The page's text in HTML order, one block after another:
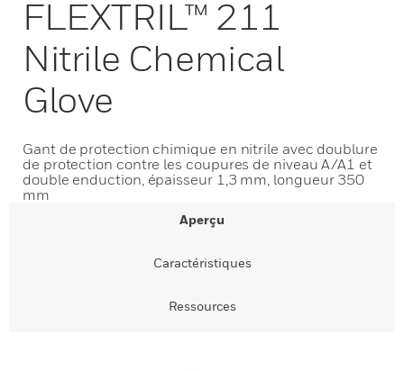
FLEXTRIL™ 211
Nitrile Chemical
Glove
Gant de protection chimique en nitrile avec doublure
de protection contre les coupures de niveau A/A1 et
double enduction, épaisseur 1,3 mm, longueur 350
mm
Aperçu
Caractéristiques
Ressources